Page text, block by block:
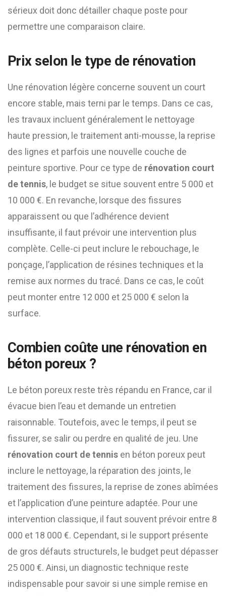
sérieux doit donc détailler chaque poste pour
permettre une comparaison claire.
Prix selon le type de rénovation
Une rénovation légère concerne souvent un court
encore stable, mais terni par le temps. Dans ce cas,
les travaux incluent généralement le nettoyage
haute pression, le traitement anti-mousse, la reprise
des lignes et parfois une nouvelle couche de
peinture sportive. Pour ce type de rénovation court
de tennis, le budget se situe souvent entre 5 000 et
10 000 €. En revanche, lorsque des fissures
apparaissent ou que l’adhérence devient
insuffisante, il faut prévoir une intervention plus
complète. Celle-ci peut inclure le rebouchage, le
ponçage, l’application de résines techniques et la
remise aux normes du tracé. Dans ce cas, le coût
peut monter entre 12 000 et 25 000 € selon la
surface.
Combien coûte une rénovation en
béton poreux ?
Le béton poreux reste très répandu en France, car il
évacue bien l’eau et demande un entretien
raisonnable. Toutefois, avec le temps, il peut se
fissurer, se salir ou perdre en qualité de jeu. Une
rénovation court de tennis en béton poreux peut
inclure le nettoyage, la réparation des joints, le
traitement des fissures, la reprise de zones abîmées
et l’application d’une peinture adaptée. Pour une
intervention classique, il faut souvent prévoir entre 8
000 et 18 000 €. Cependant, si le support présente
de gros défauts structurels, le budget peut dépasser
25 000 €. Ainsi, un diagnostic technique reste
indispensable pour savoir si une simple remise en